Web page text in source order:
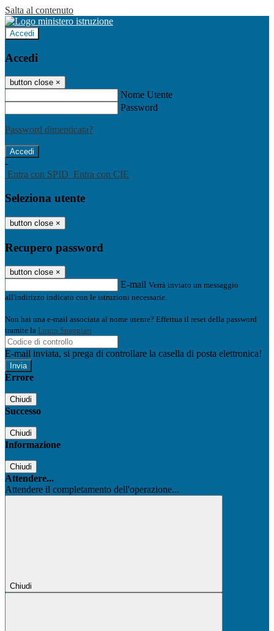
Salta al contenuto
Accedi
Accedi
button close ×
Nome Utente
Password
Password dimenticata?
-
Entra con SPID Entra con CIE
Seleziona utente
button close ×
Recupero password
button close ×
E-mail Verrà inviato un messaggio
all'indirizzo indicato con le istruzioni necessarie.
Non hai una e-mail associata al nome utente? Effettua il reset della password
tramite la Login Spaggiari
E-mail inviata, si prega di controllare la casella di posta elettronica!
Errore
Chiudi
Successo
Chiudi
Informazione
Chiudi
Attendere...
Attendere il completamento dell'operazione...
Chiudi